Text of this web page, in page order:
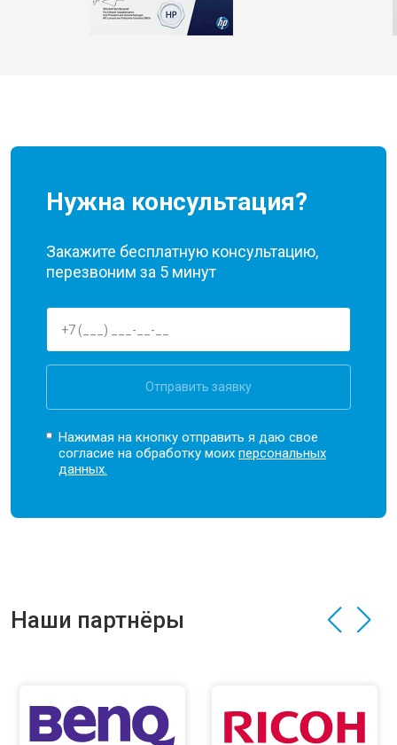
Нужна консультация?
Закажите бесплатную консультацию,
перезвоним за 5 минут
Отправить заявку
Нажимая на кнопку отправить я даю свое
согласие на обработку моихперсональных
данных.
Наши партнёры